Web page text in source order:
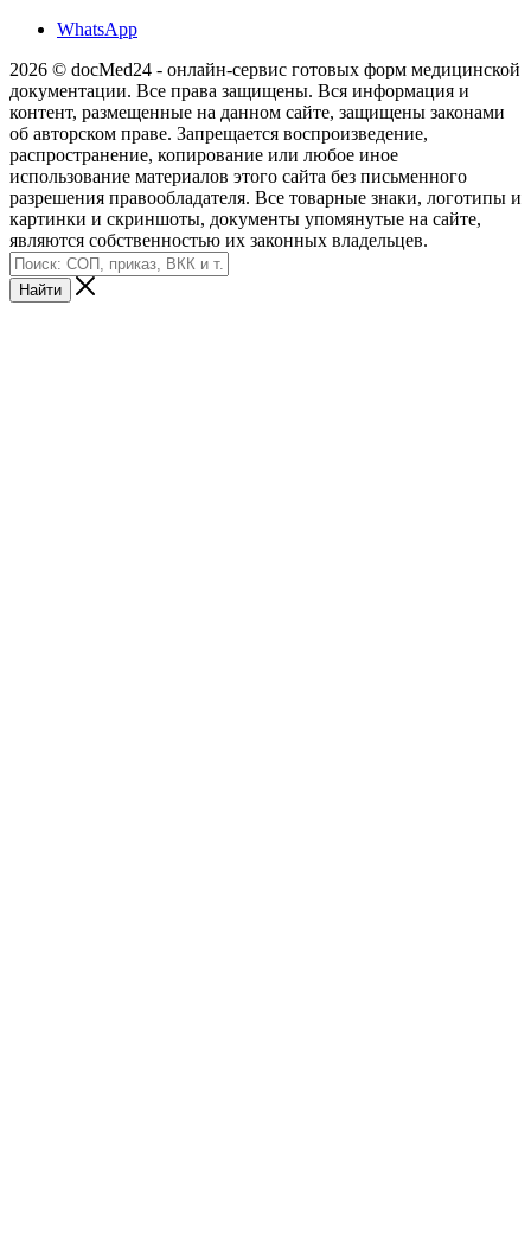
WhatsApp
2026 © docMed24 - онлайн-сервис готовых форм медицинской
документации. Все права защищены. Вся информация и
контент, размещенные на данном сайте, защищены законами
об авторском праве. Запрещается воспроизведение,
распространение, копирование или любое иное
использование материалов этого сайта без письменного
разрешения правообладателя. Все товарные знаки, логотипы и
картинки и скриншоты, документы упомянутые на сайте,
являются собственностью их законных владельцев.
Найти